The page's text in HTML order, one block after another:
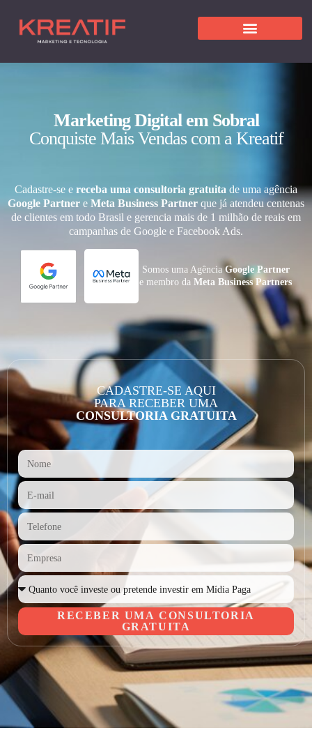
Marketing Digital em Sobral
Conquiste Mais Vendas com a Kreatif
Cadastre-se e receba uma consultoria gratuita de uma agência
Google Partner e Meta Business Partner que já atendeu centenas
de clientes em todo Brasil e gerencia mais de 1 milhão de reais em
campanhas de Google e Facebook Ads.
Somos uma AgênciaGoogle Partner
e membro daMeta Business Partners
CADASTRE-SE AQUI
PARA RECEBER UMA
CONSULTORIA GRATUITA
RECEBER UMA CONSULTORIA
GRATUITA